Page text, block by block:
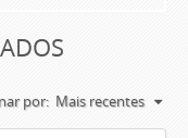
por: Mais recentes